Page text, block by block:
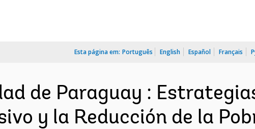
Esta página em: Português English Español Français
de Paraguay :
y la Reducción de la